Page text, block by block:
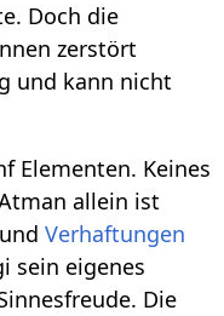
Doch die
zerstört
und kann nicht
Elementen. Keines
allein ist
undVerhaftungen
sein eigenes
Die